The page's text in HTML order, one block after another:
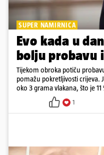
SUPER NAMIRNICA
Evo kada u
bolju probavu
Tijekom obroka potiču
pomažu pokretljivosti crijeva.
oko 3 grama vlakana, što je
1